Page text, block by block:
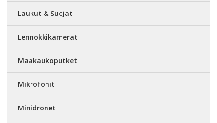
Laukut & Suojat
Lennokkikamerat
Maakaukoputket
Mikrofonit
Minidronet